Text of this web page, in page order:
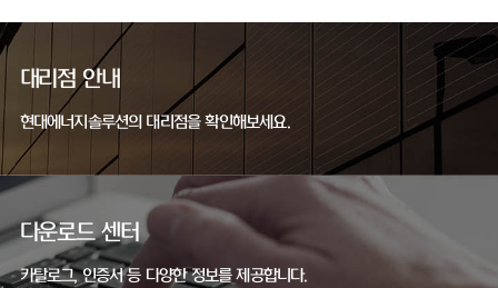
대리점 안내
현대에너지솔루션의 대리점을 확인해보세요.
다운로드 센터
카탈로그, 인증서 등 다양한 정보를 제공합니다.